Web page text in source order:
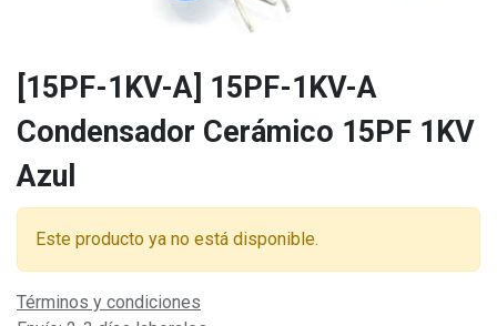
[15PF-1KV-A] 15PF-1KV-A
Condensador Cerámico 15PF 1KV
Azul
Este producto ya no está disponible.
Términos y condiciones